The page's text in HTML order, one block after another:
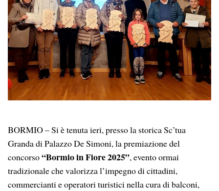
o
o
A
p
d
I
n
r
a
m
BORMIO – Si è tenuta ieri, presso la storica Sc’tua
Granda di Palazzo De Simoni, la premiazione del
concorso“Bormio in Fiore 2025”, evento ormai
tradizionale che valorizza l’impegno di cittadini,
commercianti e operatori turistici nella cura di balconi,